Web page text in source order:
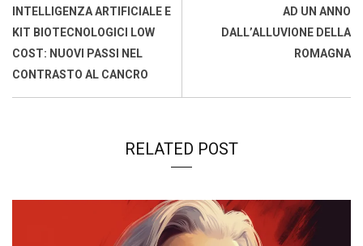
o
o
k
A
p
p
d
I
n
d
s
INTELLIGENZA ARTIFICIALE E
KIT BIOTECNOLOGICI LOW
COST: NUOVI PASSI NEL
CONTRASTO AL CANCRO
AD UN ANNO
DALL’ALLUVIONE DELLA
ROMAGNA
RELATED POST